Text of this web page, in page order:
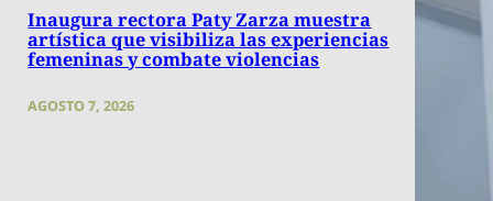
Inaugura rectora Paty Zarza muestra
artística que visibiliza las experiencias
femeninas y combate violencias
AGOSTO 7, 2026